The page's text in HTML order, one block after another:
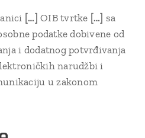
[…] OIB tvrtke […] sa
podatke dobivene od
i dodatnog potvrđivanja
narudžbi i
u zakonom